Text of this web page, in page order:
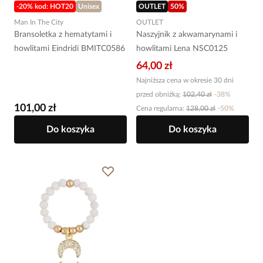
-20% kod: HOT20 Unisex
Man In The City
Bransoletka z hematytami i
howlitami Eindridi BMITC0586
101,00 zł
Do koszyka
OUTLET 50%
OUTLET
Naszyjnik z akwamarynami i
howlitami Lena NSC0125
64,00 zł
Najniższa cena w okresie 30 dni
przed obniżką: 102,40 zł -38%
Cena regularna: 128,00 zł -50%
Do koszyka